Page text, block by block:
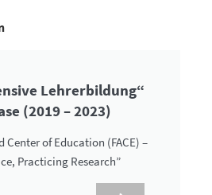
Lehrer­bildung“
(2019 – 2023)
Center of Education (FACE) –
Practicing Research”